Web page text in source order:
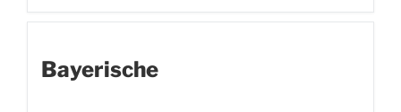
Bayerische